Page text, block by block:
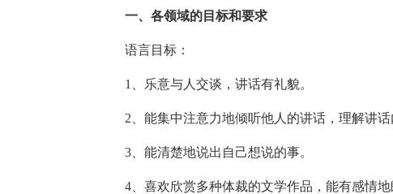
一、各领域的目标和要求
语言目标：
1、乐意与人交谈，讲话有礼貌。
2、能集中注意力地倾听他人的讲话，理解讲话
3、能清楚地说出自己想说的事。
4、喜欢欣赏多种体裁的文学作品，能有感情